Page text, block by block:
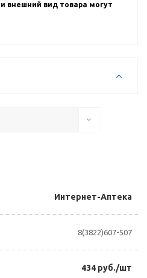
внешний вид товара могут
Интернет-Аптека
8(3822)607-507
434 руб./шт